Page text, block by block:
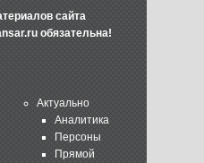
сайта
обязательна!
Актуально
Аналитика
Персоны
Прямой